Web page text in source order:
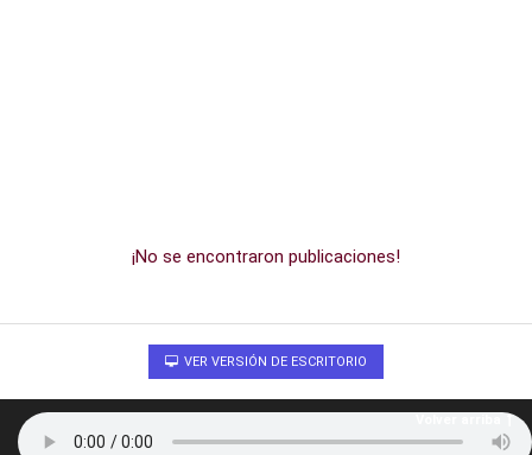
¡No se encontraron publicaciones!
VER VERSIÓN DE ESCRITORIO